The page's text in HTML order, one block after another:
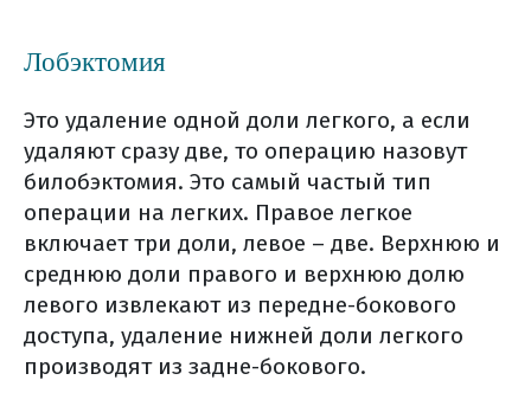
реанимации)
ранняя активация
в больничной палате
осложнения после
хирургического лечения
борьба с болью
уход за послеоперационной
раной
физическая нагрузка
правила жизни
Лобэктомия
Это удаление одной доли легкого, а если
удаляют сразу две, то операцию назовут
билобэктомия. Это самый частый тип
операции на легких. Правое легкое
включает три доли, левое – две. Верхнюю и
среднюю доли правого и верхнюю долю
левого извлекают из передне-бокового
доступа, удаление нижней доли легкого
производят из задне-бокового.